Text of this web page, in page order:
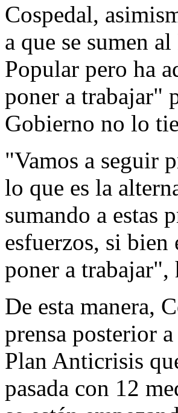
Cospedal,
a que se sumen
Popular pero ha
poner a trabajar"
Gobierno no lo
"Vamos a seguir
lo que es la
sumando a estas
esfuerzos, si bien
poner a trabajar",
De esta manera,
prensa posterior
Plan Anticrisis
pasada con 12